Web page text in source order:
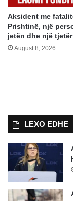
Aksident me
Prishtinë, një
jetën dhe një
August 8, 2026
LEXO EDHE